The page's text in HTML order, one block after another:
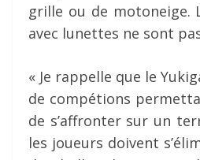
grille ou de motoneige.
avec lunettes ne sont
« Je rappelle que le
de compétions
de s’affronter sur un
les joueurs doivent